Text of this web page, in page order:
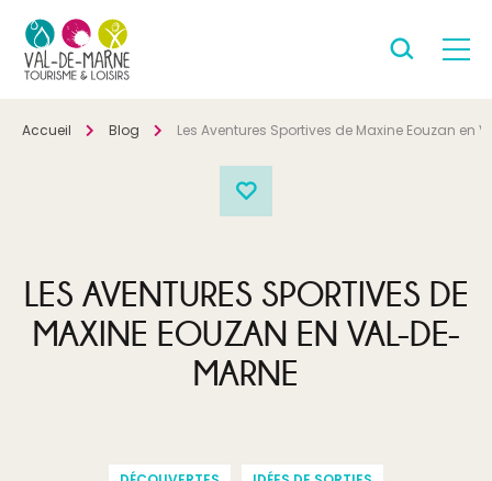
Accueil Blog Les Aventures Sportives de Maxine Eouzan en
LES AVENTURES SPORTIVES DE
MAXINE EOUZAN EN VAL-DE-
MARNE